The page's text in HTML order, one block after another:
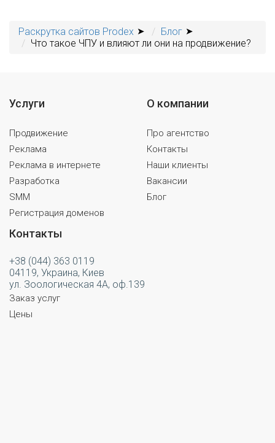
Раскрутка сайтов Prodex
Блог
Что такое ЧПУ и влияют ли они на продвижение?
Услуги
Продвижение
Реклама
Реклама в интернете
Разработка
SMM
Регистрация доменов
О компании
Про агентство
Контакты
Наши клиенты
Вакансии
Блог
Контакты
+38 (044) 363 0119
04119, Украина, Киев
ул. Зоологическая 4А, оф.139
Заказ услуг
Цены